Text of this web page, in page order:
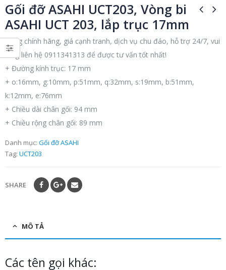
Gối đỡ ASAHI UCT203, Vòng bi
ASAHI UCT 203, lắp trục 17mm
Hàng chính hãng, giá cạnh tranh, dịch vụ chu đáo, hỗ trợ 24/7, vui
lòng liên hệ 0911341313 để được tư vấn tốt nhất!
+ Đường kính trục: 17 mm
+ o:16mm, g:10mm, p:51mm, q:32mm, s:19mm, b:51mm,
k:12mm, e:76mm
+ Chiều dài chân gối: 94 mm
+ Chiều rộng chân gối: 89 mm
Danh mục: Gối đỡ ASAHI
Tag: UCT203
SHARE
MÔ TẢ
Các tên gọi khác: